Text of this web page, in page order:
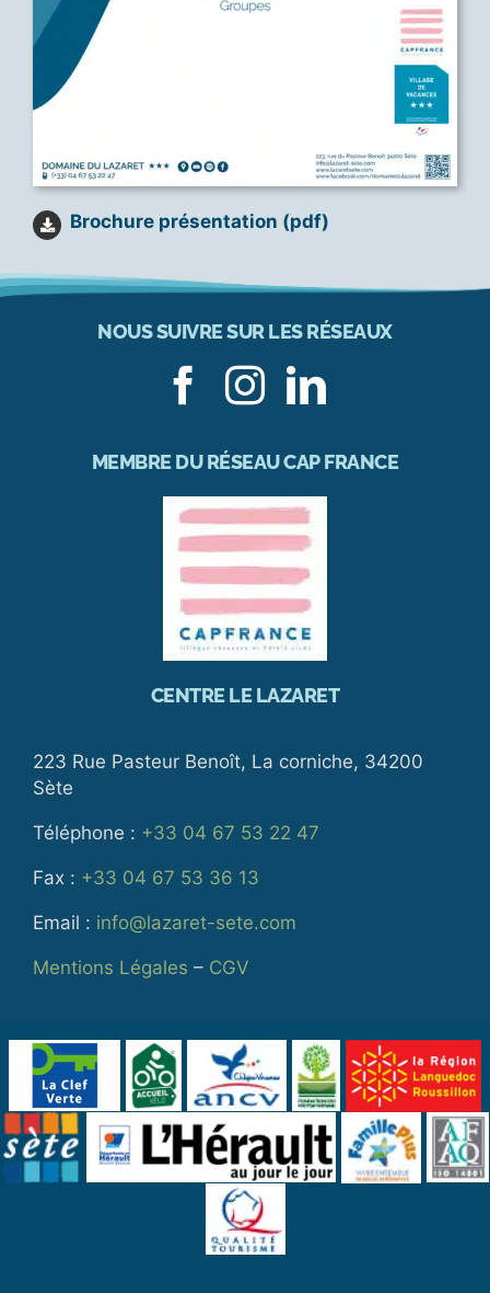
Brochure présentation (pdf)
NOUS SUIVRE SUR LES RÉSEAUX
MEMBRE DU RÉSEAU CAP FRANCE
CENTRE LE LAZARET
223 Rue Pasteur Benoît, La corniche, 34200
Sète
Téléphone : +33 04 67 53 22 47
Fax : +33 04 67 53 36 13
Email : info@lazaret-sete.com
Mentions Légales – CGV